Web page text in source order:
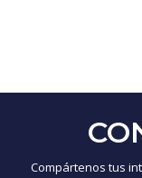
Compártenos tus